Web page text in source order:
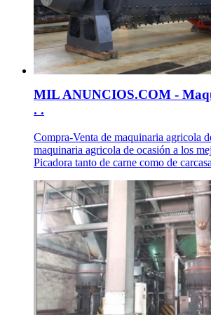
MIL ANUNCIOS.COM -
. .
Compra-Venta de maquinaria agricola
maquinaria agricola de ocasión a los
Picadora tanto de carne como de